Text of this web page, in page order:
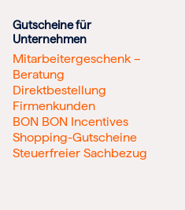
Gutscheine für
Unternehmen
Mitarbeitergeschenk –
Beratung
Direktbestellung
Firmenkunden
BON BON Incentives
Shopping-Gutscheine
Steuerfreier Sachbezug